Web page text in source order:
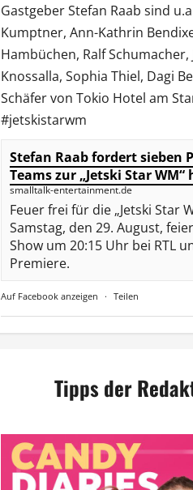
Gastgeber Stefan Raab sind
Kumptner, Ann-Kathrin
Hambüchen, Ralf Schumacher,
Knossalla, Sophia Thiel, Dagi
Schäfer von Tokio Hotel am
#jetskistarwm
Stefan Raab fordert sieben
Teams zur „Jetski Star WM“
smalltalk-entertainment.de
Feuer frei für die „Jetski Star
Samstag, den 29. August,
Show um 20:15 Uhr bei RTL
Premiere.
Auf Facebook anzeigen · Teilen
Tipps der